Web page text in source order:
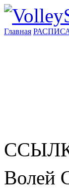
Главная
Волей